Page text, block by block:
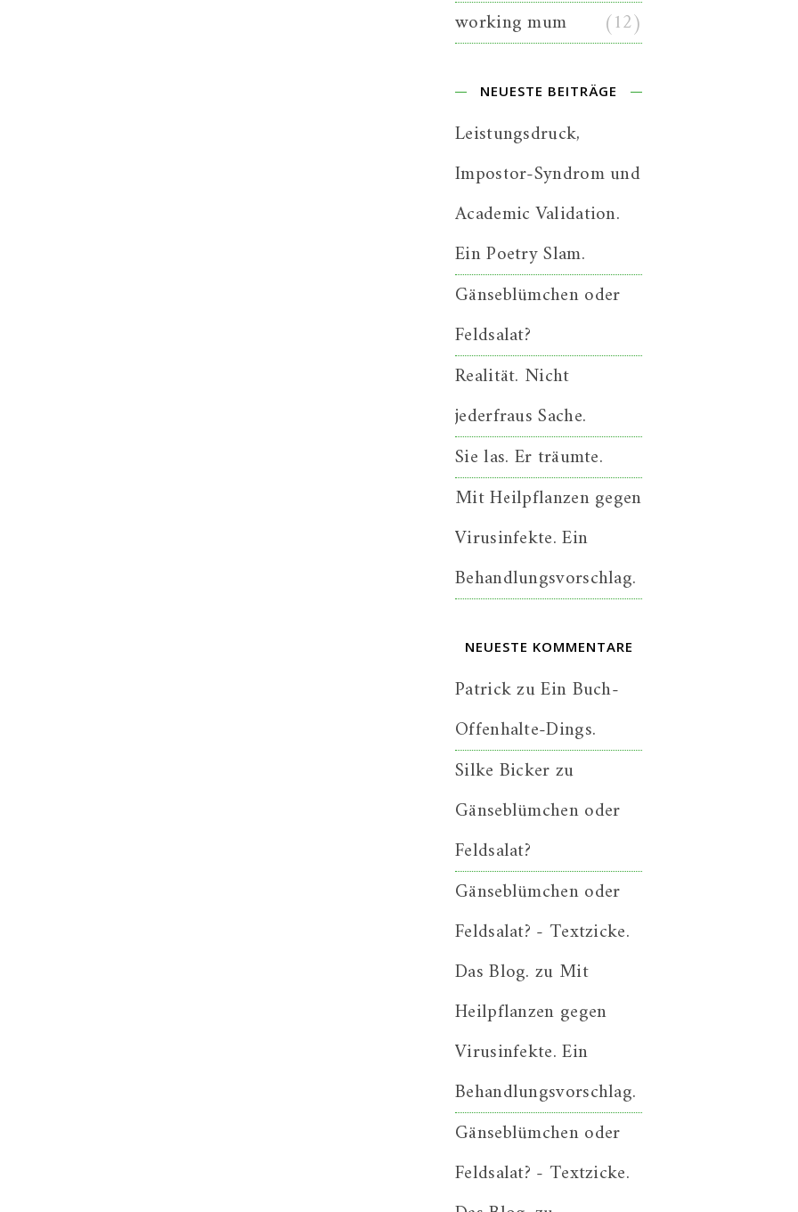
working mum
(12)
NEUESTE BEITRÄGE
Leistungsdruck,
Impostor-Syndrom und
Academic Validation.
Ein Poetry Slam.
Gänseblümchen oder
Feldsalat?
Realität. Nicht
jederfraus Sache.
Sie las. Er träumte.
Mit Heilpflanzen gegen
Virusinfekte. Ein
Behandlungsvorschlag.
NEUESTE KOMMENTARE
PatrickzuEin Buch-
Offenhalte-Dings.
Silke Bickerzu
Gänseblümchen oder
Feldsalat?
Gänseblümchen oder
Feldsalat? - Textzicke.
Das Blog. zu Mit
Heilpflanzen gegen
Virusinfekte. Ein
Behandlungsvorschlag.
Gänseblümchen oder
Feldsalat? - Textzicke.